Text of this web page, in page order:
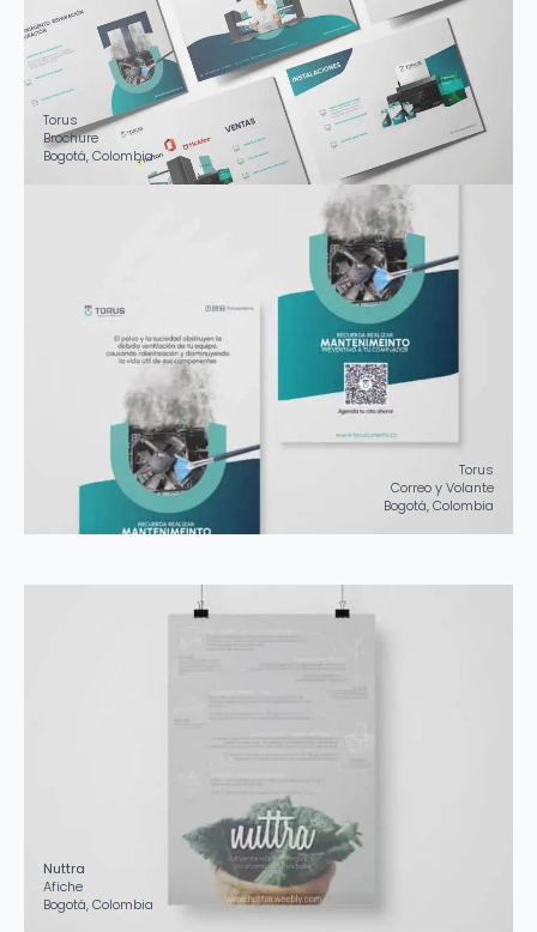
Torus
Brochure
Bogotá, Colombia
Torus
Correo y Volante
Bogotá, Colombia
Nuttra
Afiche
Bogotá, Colombia